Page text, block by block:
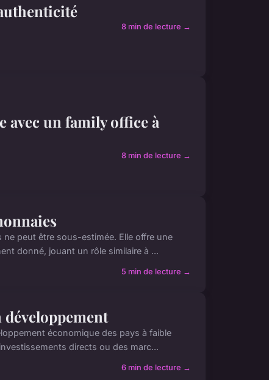
8 min de lecture →
avec un family office à
8 min de lecture →
peut être sous-estimée. Elle offre une
donné, jouant un rôle similaire à ...
5 min de lecture →
économique des pays à faible
directs ou des marc...
6 min de lecture →